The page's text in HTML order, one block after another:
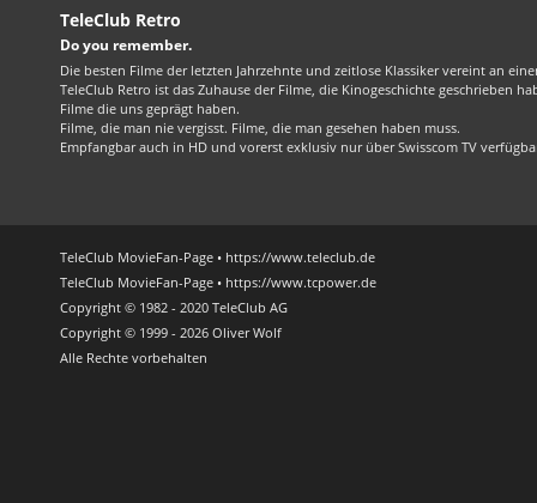
TeleClub Retro
Do you remember.
Die besten Filme der letzten Jahrzehnte und zeitlose Klassiker vereint an
TeleClub Retro ist das Zuhause der Filme, die Kinogeschichte geschrieben
Filme die uns geprägt haben.
Filme, die man nie vergisst. Filme, die man gesehen haben muss.
Empfangbar auch in HD und vorerst exklusiv nur über Swisscom TV
TeleClub MovieFan-Page • https://www.teleclub.de
TeleClub MovieFan-Page • https://www.tcpower.de
Copyright © 1982 - 2020 TeleClub AG
Copyright © 1999 - 2026 Oliver Wolf
Alle Rechte vorbehalten